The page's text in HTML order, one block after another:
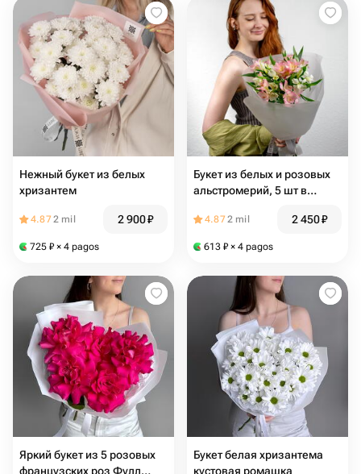
Нежный букет из белых
хризантем
4.872 mil 2 900₽
725 ₽ × 4 pagos
Букет из белых и розовых
альстромерий, 5 шт в
4.872 mil 2 450₽
613 ₽ × 4 pagos
Яркий букет из 5 розовых
французских роз Фулл
Букет белая хризантема
кустовая ромашка